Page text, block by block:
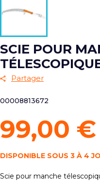
SCIE POUR
Partager
00008813672
99,00 €
DISPONIBLE SOUS 3 À 4
Scie pour manche